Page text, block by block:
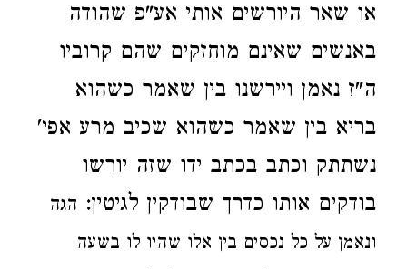
או שאר היורשים אותי אע"פ שהודה
באנשים שאינם מוחזקים שהם קרוביו
ה"ז נאמן ויירשנו בין שאמר כשהוא
בריא בין שאמר כשהוא שכיב מרע אפי'
נשתתק וכתב בכתב ידו שזה יורשו
בודקים אותו כדרך שבודקין לגיטין: הגה
ונאמן על כל נכסים בין אלו שהיו לו בשעה